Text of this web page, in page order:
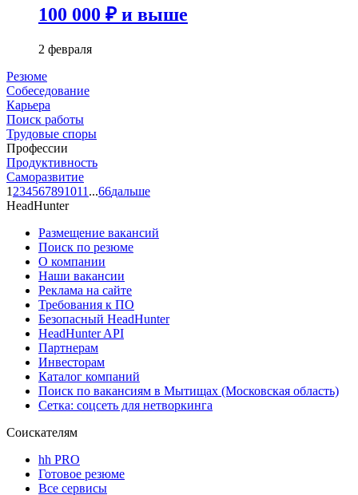
100 000 ₽ и выше
2 февраля
Резюме
Собеседование
Карьера
Поиск работы
Трудовые споры
Профессии
Продуктивность
Саморазвитие
1 234567891011 ...66дальше
HeadHunter
Размещение вакансий
Поиск по резюме
О компании
Наши вакансии
Реклама на сайте
Требования к ПО
Безопасный HeadHunter
HeadHunter API
Партнерам
Инвесторам
Каталог компаний
Поиск по вакансиям в Мытищах (Московская область)
Сетка: соцсеть для нетворкинга
Соискателям
hh PRO
Готовое резюме
Все сервисы